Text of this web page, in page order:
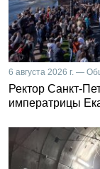
6 августа 2026 г. —
Ректор Санкт-
императрицы